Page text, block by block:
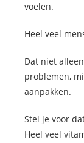
voelen.
Heel veel
Dat niet
problemen,
aanpakken.
Stel je voor
Heel veel